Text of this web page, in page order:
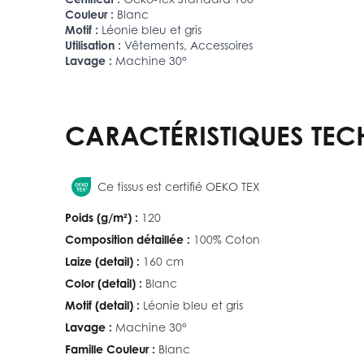
Couleur : Blanc
Motif : Léonie bleu et gris
Utilisation : Vêtements, Accessoires
Lavage : Machine 30°
CARACTÉRISTIQUES
Ce tissus est certifié OEKO TEX
Poids (g/m²) : 120
Composition détaillée : 100% Coton
Laize (detail) : 160 cm
Color (detail) : Blanc
Motif (detail) : Léonie bleu et gris
Lavage : Machine 30°
Famille Couleur : Blanc